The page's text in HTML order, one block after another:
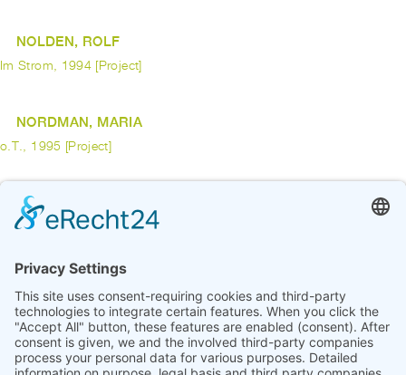
NOLDEN, ROLF
Im Strom, 1994 [Project]
NORDMAN, MARIA
o.T., 1995 [Project]
ODAHARA, LUCAS
Handdialog (nach Kollwitz, nach Clark), 2019 [Work]
1
6
7
8
9